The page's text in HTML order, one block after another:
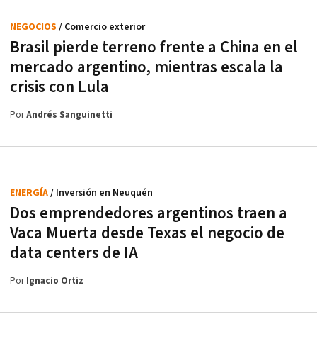
Brasil pierde terreno frente a China en el
mercado argentino, mientras escala la
crisis con Lula
NEGOCIOS / Comercio exterior
PorAndrés Sanguinetti
Dos emprendedores argentinos traen a
Vaca Muerta desde Texas el negocio de
data centers de IA
ENERGÍA/ Inversión en Neuquén
PorIgnacio Ortiz